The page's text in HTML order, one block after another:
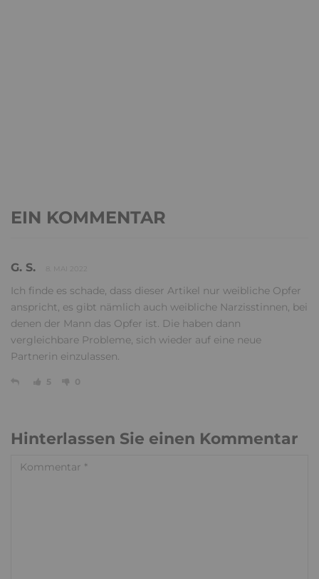
EIN KOMMENTAR
G. S.
Ich finde es schade, dass dieser Artikel nur weibliche Opfer
anspricht, es gibt nämlich auch weibliche Narzisstinnen, bei
denen der Mann das Opfer ist. Die haben dann
vergleichbare Probleme, sich wieder auf eine neue
Partnerin einzulassen.
5 0
Hinterlassen Sie einen Kommentar